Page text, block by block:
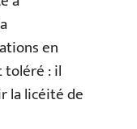
en
toléré : il
la licéité de